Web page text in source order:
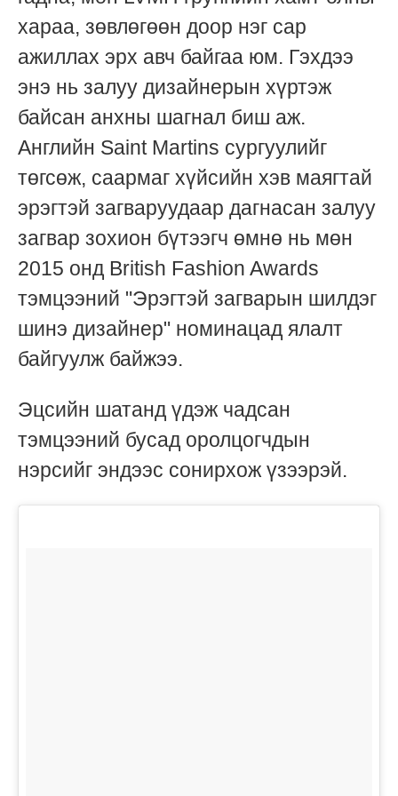
хараа, зөвлөгөөн доор нэг сар
ажиллах эрх авч байгаа юм. Гэхдээ
энэ нь залуу дизайнерын хүртэж
байсан анхны шагнал биш аж.
Английн Saint Martins сургуулийг
төгсөж, саармаг хүйсийн хэв маягтай
эрэгтэй загваруудаар дагнасан залуу
загвар зохион бүтээгч өмнө нь мөн
2015 онд British Fashion Awards
тэмцээний "Эрэгтэй загварын шилдэг
шинэ дизайнер" номинацад ялалт
байгуулж байжээ.
Эцсийн шатанд үдэж чадсан
тэмцээний бусад оролцогчдын
нэрсийг эндээс сонирхож үзээрэй.